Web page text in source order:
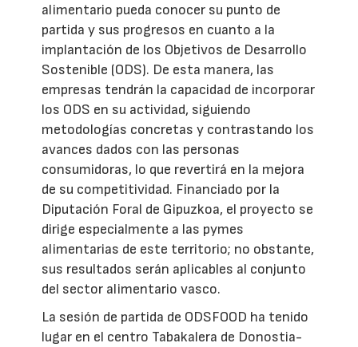
alimentario pueda conocer su punto de
partida y sus progresos en cuanto a la
implantación de los Objetivos de Desarrollo
Sostenible (ODS). De esta manera, las
empresas tendrán la capacidad de incorporar
los ODS en su actividad, siguiendo
metodologías concretas y contrastando los
avances dados con las personas
consumidoras, lo que revertirá en la mejora
de su competitividad. Financiado por la
Diputación Foral de Gipuzkoa, el proyecto se
dirige especialmente a las pymes
alimentarias de este territorio; no obstante,
sus resultados serán aplicables al conjunto
del sector alimentario vasco.
La sesión de partida de ODSFOOD ha tenido
lugar en el centro Tabakalera de Donostia-